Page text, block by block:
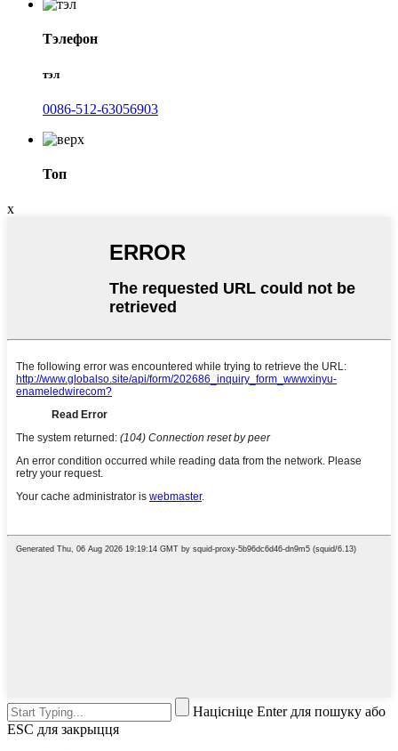
Тэлефон
тэл
0086-512-63056903
Топ
x
Націсніце Enter для пошуку або
ESC для закрыцця